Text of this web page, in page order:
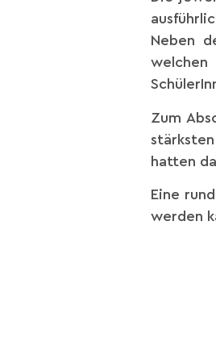
Neben
welchen
Zum
hatten
Eine
werden